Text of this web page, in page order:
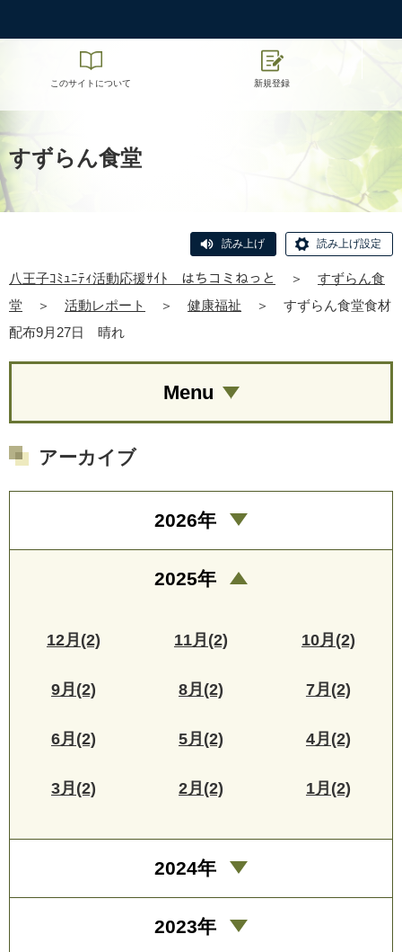
このサイトについて 新規登録
すずらん食堂
読み上げ 読み上げ設定
八王子ｺﾐｭﾆﾃｨ活動応援ｻｲﾄ はちコミねっと ＞
すずらん食
堂
＞ 活動レポート ＞ 健康福祉 ＞
すずらん食堂食材
配布9月27日 晴れ
Menu
アーカイブ
2026年
2025年
12月(2) 11月(2) 10月(2)
9月(2) 8月(2) 7月(2)
6月(2) 5月(2) 4月(2)
3月(2) 2月(2) 1月(2)
2024年
2023年